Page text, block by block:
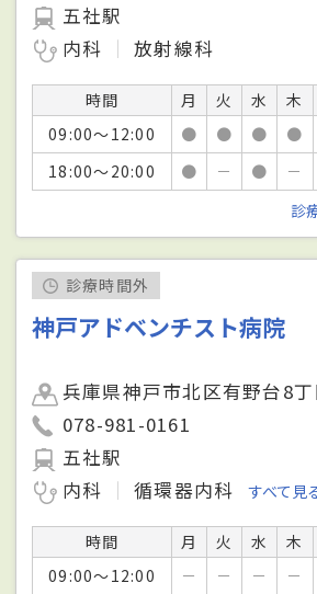
五社駅
内科
放射線科
時間 月 火 水 木
09:00～12:00
● ● ● ●
18:00～20:00
● － ● －
診
診療時間外
神戸アドベンチスト病院
兵庫県神戸市北区有野台8
078-981-0161
五社駅
内科
循環器内科 すべて見
時間 月 火 水 木
09:00～12:00
－ － － －